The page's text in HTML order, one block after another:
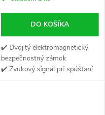
DO KOŠÍKA
✔️ Dvojitý elektromagnetický
bezpečnostný zámok
✔️ Zvukový signál pri spúšťaní
✔️ 8 kusov gumených blokov